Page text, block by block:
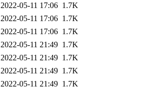
2022-05-11 17:06 1.7K
2022-05-11 17:06 1.7K
2022-05-11 17:06 1.7K
2022-05-11 21:49 1.7K
2022-05-11 21:49 1.7K
2022-05-11 21:49 1.7K
2022-05-11 21:49 1.7K